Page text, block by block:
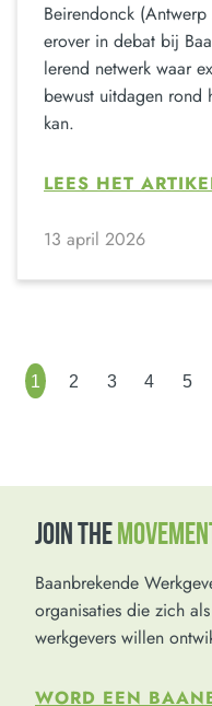
Beirendonck
erover in debat bij
lerend netwerk waar
bewust uitdagen rond
kan.
LEES HET
13 april 2026
1 2 3 4 5
JOIN THE
Baanbrekende
organisaties die zich
werkgevers willen
WORD EEN